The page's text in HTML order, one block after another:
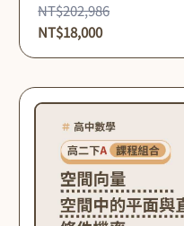
NT$202,986
NT$18,000
原
格：
NT$206,374。
目
前
價
格：
NT$20,000。